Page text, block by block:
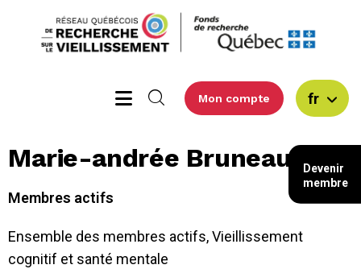
Mon compte fr
Marie-andrée Bruneau
Membres actifs
Ensemble des membres actifs,Vieillissement
cognitif et santé mentale
Devenir
membre